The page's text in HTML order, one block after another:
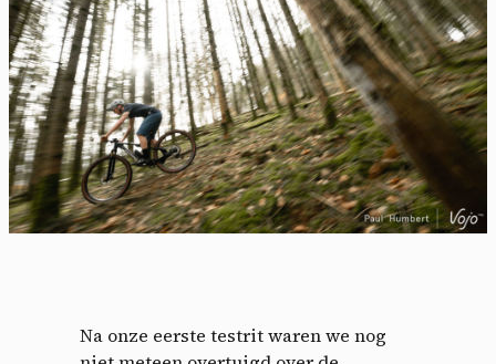
Na onze eerste testrit waren we nog